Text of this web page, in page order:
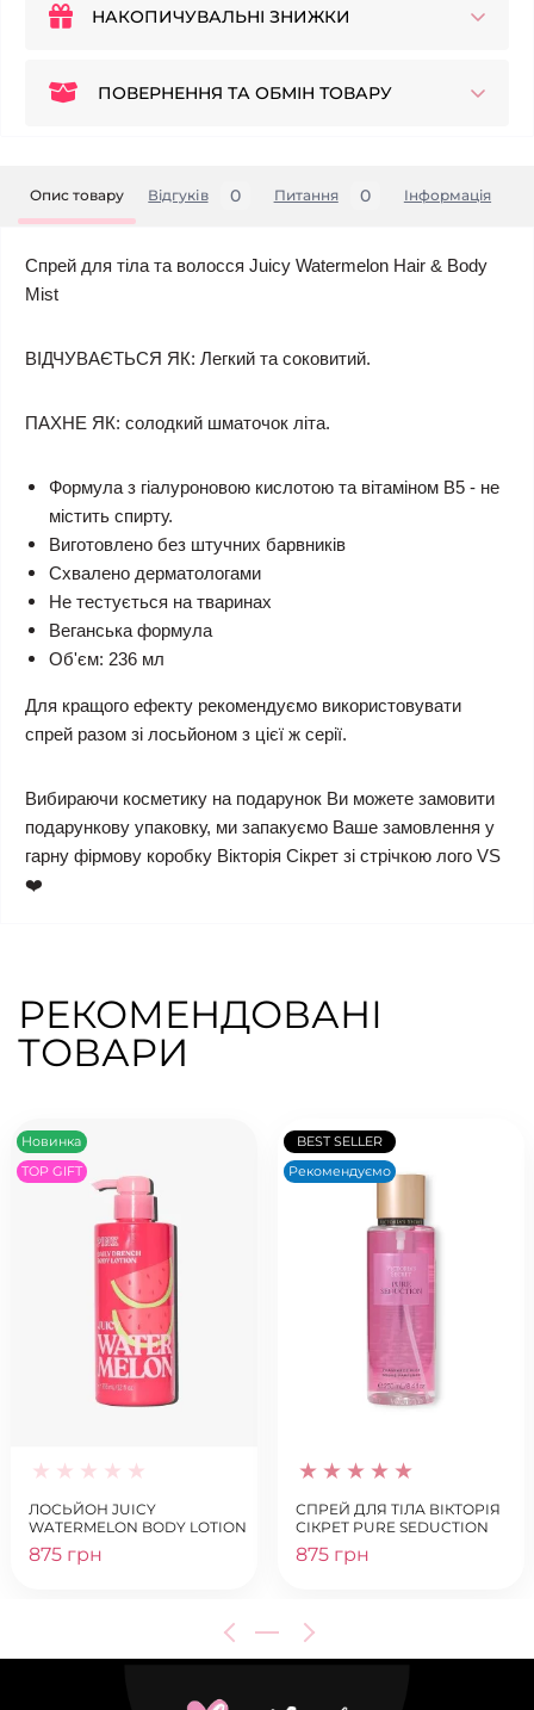
НАКОПИЧУВАЛЬНІ ЗНИЖКИ
ПОВЕРНЕННЯ ТА ОБМІН ТОВАРУ
Опис товару Відгуків 0 Питання 0 Iнформація
Спрей для тіла та волосся Juicy Watermelon Hair & Body
Mist
ВІДЧУВАЄТЬСЯ ЯК: Легкий та соковитий.
ПАХНЕ ЯК: солодкий шматочок літа.
Формула з гіалуроновою кислотою та вітаміном B5 - не
містить спирту.
Виготовлено без штучних барвників
Схвалено дерматологами
Не тестується на тваринах
Веганська формула
Об'єм: 236 мл
Для кращого ефекту рекомендуємо використовувати
спрей разом зі лосьйоном з цієї ж серії.
Вибираючи косметику на подарунок Ви можете замовити
подарункову упаковку, ми запакуємо Ваше замовлення у
гарну фірмову коробку Вікторія Сікрет зі стрічкою лого VS
❤️
РЕКОМЕНДОВАНІ
ТОВАРИ
Новинка
TOP GIFT
ЛОСЬЙОН JUICY
WATERMELON BODY LOTION
875 грн
BEST SELLER
Рекомендуємо
СПРЕЙ ДЛЯ ТІЛА ВІКТОРІЯ
СІКРЕТ PURE SEDUCTION
875 грн